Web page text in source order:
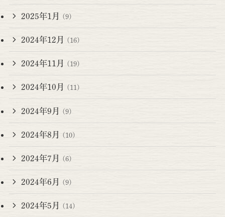
2025年1月 (9)
2024年12月 (16)
2024年11月 (19)
2024年10月 (11)
2024年9月 (9)
2024年8月 (10)
2024年7月 (6)
2024年6月 (9)
2024年5月 (14)